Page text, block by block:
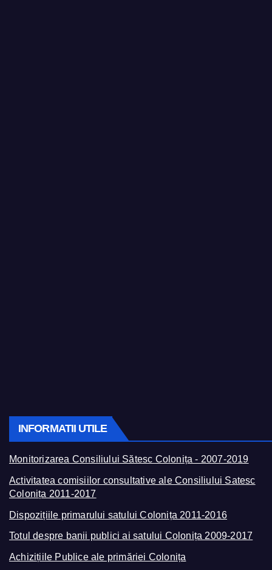
INFORMATII UTILE
Monitorizarea Consiliului Sătesc Colonița - 2007-2019
Activitatea comisiilor consultative ale Consiliului Satesc
Colonița 2011-2017
Dispozițiile primarului satului Colonița 2011-2016
Totul despre banii publici ai satului Colonița 2009-2017
Achizițiile Publice ale primăriei Colonița